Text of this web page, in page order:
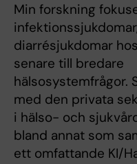
Min forskning
diarrésjukdomar
senare till bredare
hälsosystemfrågor.
med den privata
i hälso- och
bland annat som
ett omfattande KI/